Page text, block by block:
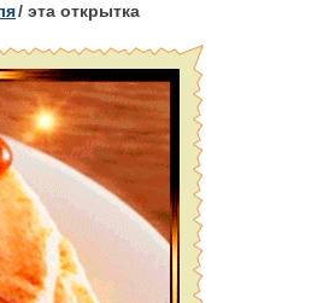
/ эта открытка